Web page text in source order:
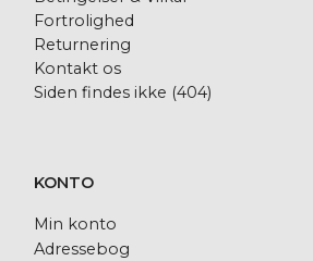
Fortrolighed
Returnering
Kontakt os
Siden findes ikke (404)
KONTO
Min konto
Adressebog